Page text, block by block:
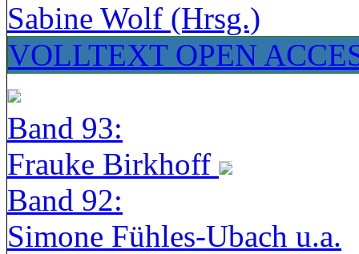
Sabine Wolf (Hrsg.)
VOLLTEXT OPEN
Band 93:
Frauke Birkhoff
Band 92:
Simone Fühles-Ubach u.a.